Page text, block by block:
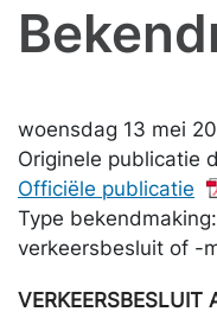
woensdag 13 mei
Originele publicatie
Officiële publicatie
Type bekendmaking:
verkeersbesluit of -
VERKEERSBESLUIT